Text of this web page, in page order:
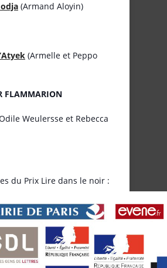
(Armand Aloyin)
(Armelle et Peppo
FLAMMARION
Weulersse et Rebecca
du Prix Lire dans le noir :